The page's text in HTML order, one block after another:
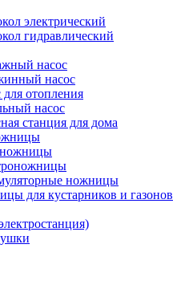
электрический
гидравлический
насос
насос
для отопления
насос
станция для дома
ножницы
для кустарников и газонов